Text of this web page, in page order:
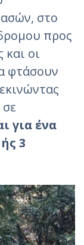
στο
προς
οι
φτάσουν
για ένα
3